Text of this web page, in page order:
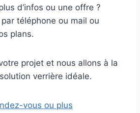
d’infos ou une offre ?
téléphone ou mail ou
plans.
projet et nous allons à la
verrière idéale.
vous ou plus